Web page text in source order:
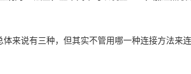
来说有三种，但其实不管用哪一种连接方法来